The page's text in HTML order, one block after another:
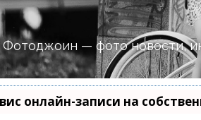
Фотоджоин — фото новости,
онлайн-записи на